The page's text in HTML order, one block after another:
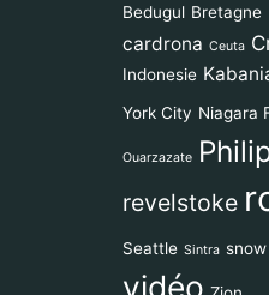
Bedugul Bretagne
cardrona Ceuta
Indonesie
York City Niagara
Ouarzazate
revelstoke
Seattle Sintra snow
vidéo